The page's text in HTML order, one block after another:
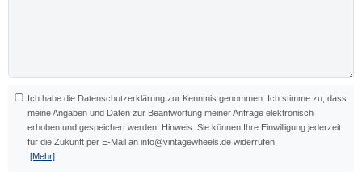
Ich habe die Datenschutzerklärung zur Kenntnis genommen. Ich stimme zu, dass
meine Angaben und Daten zur Beantwortung meiner Anfrage elektronisch
erhoben und gespeichert werden. Hinweis: Sie können Ihre Einwilligung jederzeit
für die Zukunft per E-Mail an info@vintagewheels.de widerrufen.
[Mehr]